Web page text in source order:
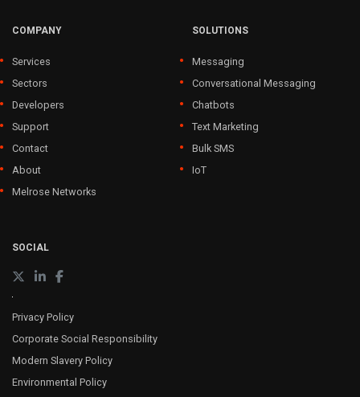
COMPANY
Services
Sectors
Developers
Support
Contact
About
Melrose Networks
SOLUTIONS
Messaging
Conversational Messaging
Chatbots
Text Marketing
Bulk SMS
IoT
SOCIAL
Privacy Policy
Corporate Social Responsibility
Modern Slavery Policy
Environmental Policy